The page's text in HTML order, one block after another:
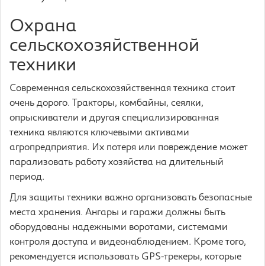
Охрана
сельскохозяйственной
техники
Современная сельскохозяйственная техника стоит
очень дорого. Тракторы, комбайны, сеялки,
опрыскиватели и другая специализированная
техника являются ключевыми активами
агропредприятия. Их потеря или повреждение может
парализовать работу хозяйства на длительный
период.
Для защиты техники важно организовать безопасные
места хранения. Ангары и гаражи должны быть
оборудованы надежными воротами, системами
контроля доступа и видеонаблюдением. Кроме того,
рекомендуется использовать GPS-трекеры, которые